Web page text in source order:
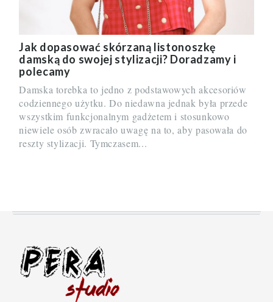
TORBA NA
LAPTOPA
SKÓRZANA
LISTONOSZKA
DAMSKA
Jak dopasować skórzaną listonoszkę
damską do swojej stylizacji? Doradzamy i
polecamy
Damska torebka to jedno z podstawowych akcesoriów
codziennego użytku. Do niedawna jednak była przede
wszystkim funkcjonalnym gadżetem i stosunkowo
niewiele osób zwracało uwagę na to, aby pasowała do
reszty stylizacji. Tymczasem...